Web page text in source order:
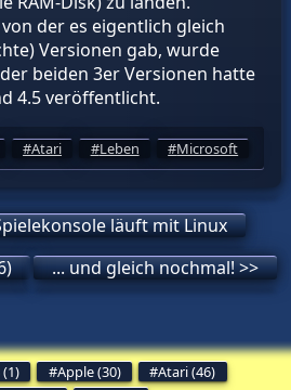
der es eigentlich gleich
Versionen gab, wurde
beiden 3er Versionen hatte
4.5 veröffentlicht.
Atari Leben Microsoft
läuft mit Linux
... und gleich nochmal! >>
(1) Apple (30)
Atari (46)